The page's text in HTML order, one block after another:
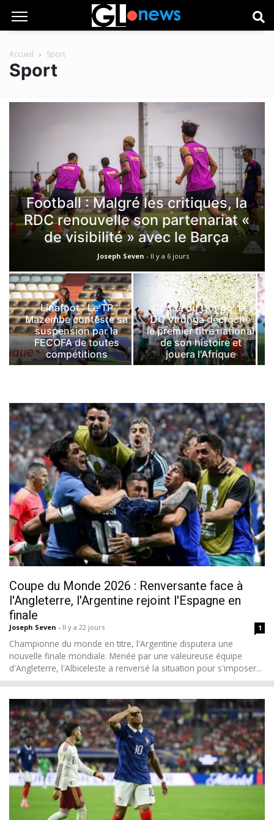
Accueil Sport
Sport
Football : Malgré les critiques, la
RDC renouvelle son partenariat «
de visibilité » avec le Barça
Joseph Seven - Il y a 6 jours
Linafoot : Le TP
Mazembe conteste sa
suspension par la
FECOFA de toutes
compétitions
Coupe du Congo: Le
DC Virunga décroche
le premier titre national
de son histoire et
jouera l'Afrique
Coupe du Monde 2026 : Renversante face à
l'Angleterre, l'Argentine rejoint l'Espagne en
finale
Joseph Seven - Il y a 22 jours 1
Championne du monde en titre, l'Argentine disputera une
nouvelle finale mondiale. Menée par une valeureuse équipe
d'Angleterre, l'Albiceleste a renversé la situation pour s'imposer...